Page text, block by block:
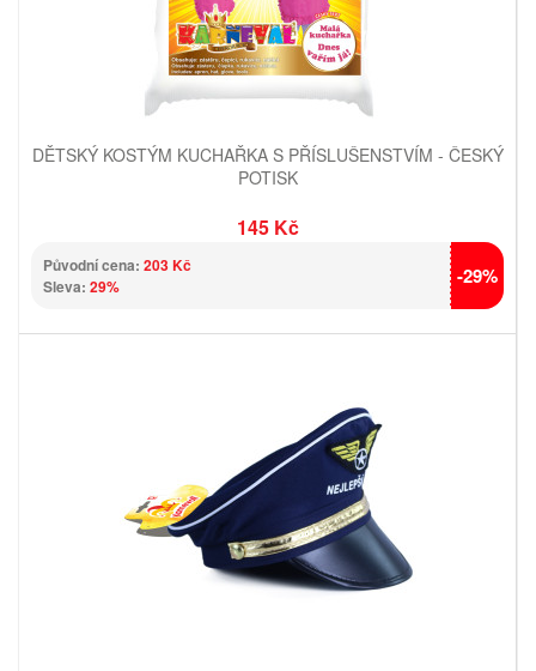
DĚTSKÝ KOSTÝM KUCHAŘKA S PŘÍSLUŠENSTVÍM - ČESKÝ
POTISK
145 Kč
Původní cena: 203 Kč
Sleva: 29% -29%